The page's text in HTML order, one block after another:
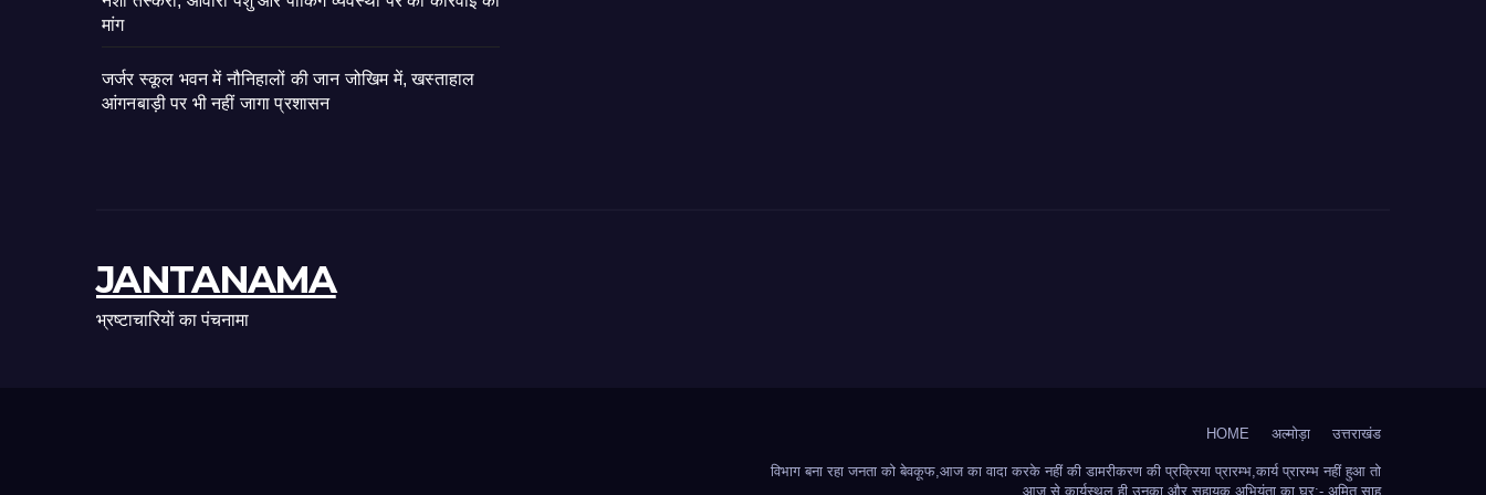
मांग
जर्जर स्कूल भवन में नौनिहालों की जान जोखिम में, खस्ताहाल
आंगनबाड़ी पर भी नहीं जागा प्रशासन
JANTANAMA
भ्रष्टाचारियों का पंचनामा
HOME अल्मोड़ा उत्तराखंड
विभाग बना रहा जनता को बेवकूफ,आज का वादा करके नहीं की डामरीकरण की प्रक्रिया प्रारम्भ,कार्य प्रारम्भ नहीं हुआ तो
आज से कार्यस्थल ही उनका और सहायक अभियंता का घर:- अमित साह